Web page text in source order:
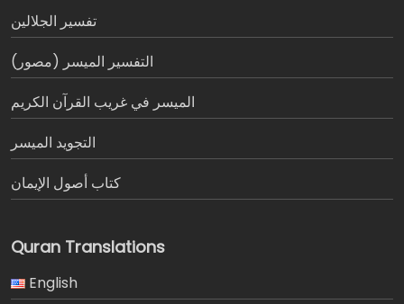
تفسير الجلالين
التفسير الميسر (مصور)
الميسر في غريب القرآن الكريم
التجويد الميسر
كتاب أصول الإيمان
Quran Translations
English